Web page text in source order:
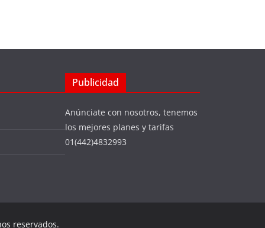
Publicidad
Anúnciate con nosotros, tenemos
los mejores planes y tarifas
01(442)4832993
reservados.